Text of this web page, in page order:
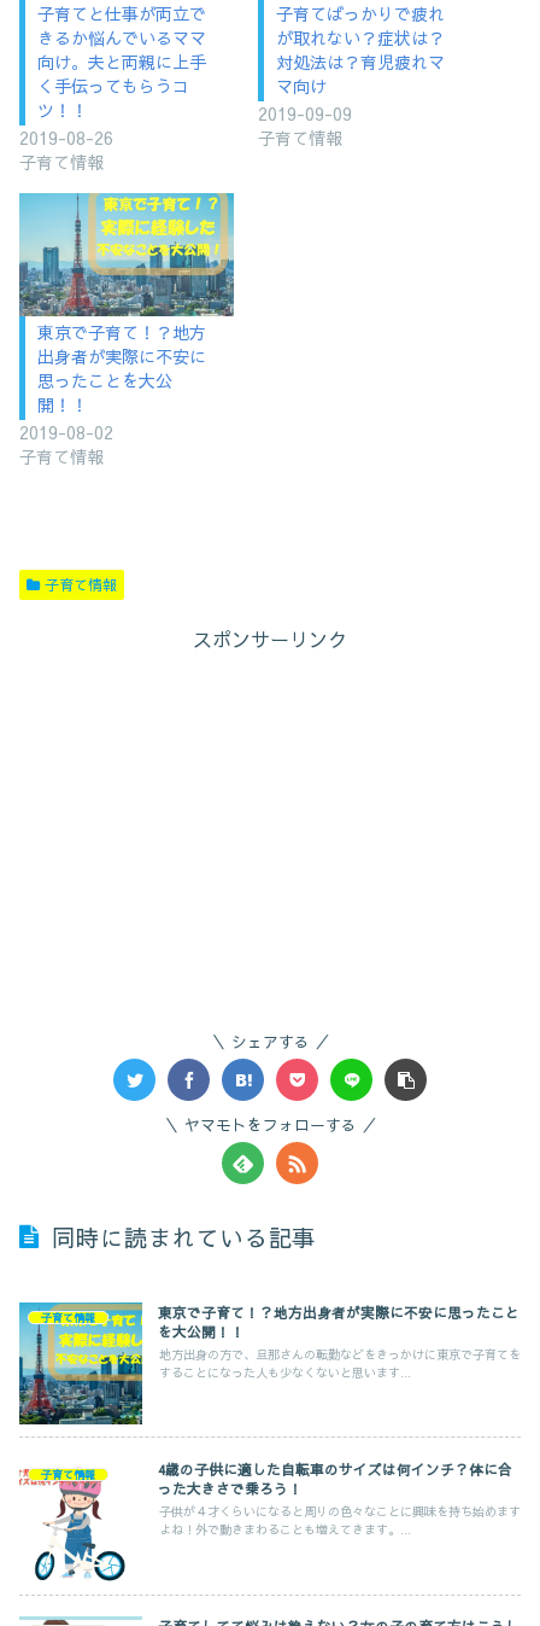
子育てと仕事が両立で
きるか悩んでいるママ
向け。夫と両親に上手
く手伝ってもらうコ
ツ！！
2019-08-26
子育て情報
子育てばっかりで疲れ
が取れない？症状は？
対処法は？育児疲れマ
マ向け
2019-09-09
子育て情報
東京で子育て！？地方
出身者が実際に不安に
思ったことを大公
開！！
2019-08-02
子育て情報
子育て情報
スポンサーリンク
シェアする
ヤマモトをフォローする
同時に読まれている記事
子育て情報
東京で子育て！？地方出身者が実際に不安に思ったこと
を大公開！！
地方出身の方で、旦那さんの転勤などをきっかけに東京で子育てを
することになった人も少なくないと思います...
子育て情報
4歳の子供に適した自転車のサイズは何インチ？体に合
った大きさで乗ろう！
子供が４才くらいになると周りの色々なことに興味を持ち始めます
よね！外で動きまわることも増えてきます。...